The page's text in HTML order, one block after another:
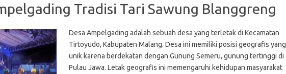
Tradisi Tari Sawung Blanggreng
Desa Ampelgading adalah sebuah desa yang terletak di Kecamatan
Tirtoyudo, Kabupaten Malang. Desa ini memiliki posisi geografis yang
unik karena berdekatan dengan Gunung Semeru, gunung tertinggi di
Pulau Jawa. Letak geografis ini memengaruhi kehidupan masyarakat